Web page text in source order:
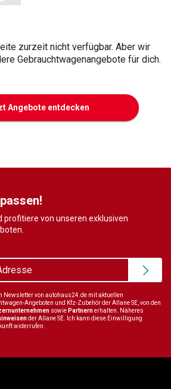
zurzeit nicht verfügbar. Aber wir
Gebrauchtwagenangebote für dich.
Angebote entdecken
profitiere von unseren exklusiven
Newsletter von autohaus24.de mit aktuellen
Angeboten und Kfz-Zubehör der Allane SE, von den
sowie Partnernerhalten. Näheres
der Allane SE. Ich kann diese Einwilligung
widerrufen.